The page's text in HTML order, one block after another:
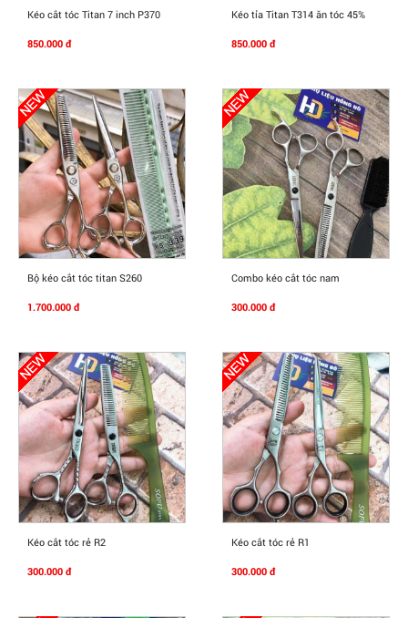
Mua Ngay
Kéo cắt tóc Titan 7 inch P370
850.000 đ
Mua Ngay
Kéo tỉa Titan T314 ăn tóc 45%
850.000 đ
Mua Ngay
Bộ kéo cắt tóc titan S260
1.700.000 đ
Mua Ngay
Combo kéo cắt tóc nam
300.000 đ
Mua Ngay
Kéo cắt tóc rẻ R2
300.000 đ
Mua Ngay
Kéo cắt tóc rẻ R1
300.000 đ